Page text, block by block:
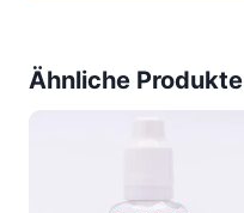
Ähnliche Produkte